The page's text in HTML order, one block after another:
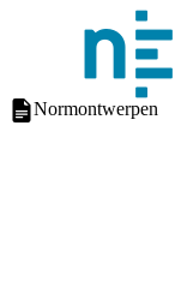
Normontwerpen